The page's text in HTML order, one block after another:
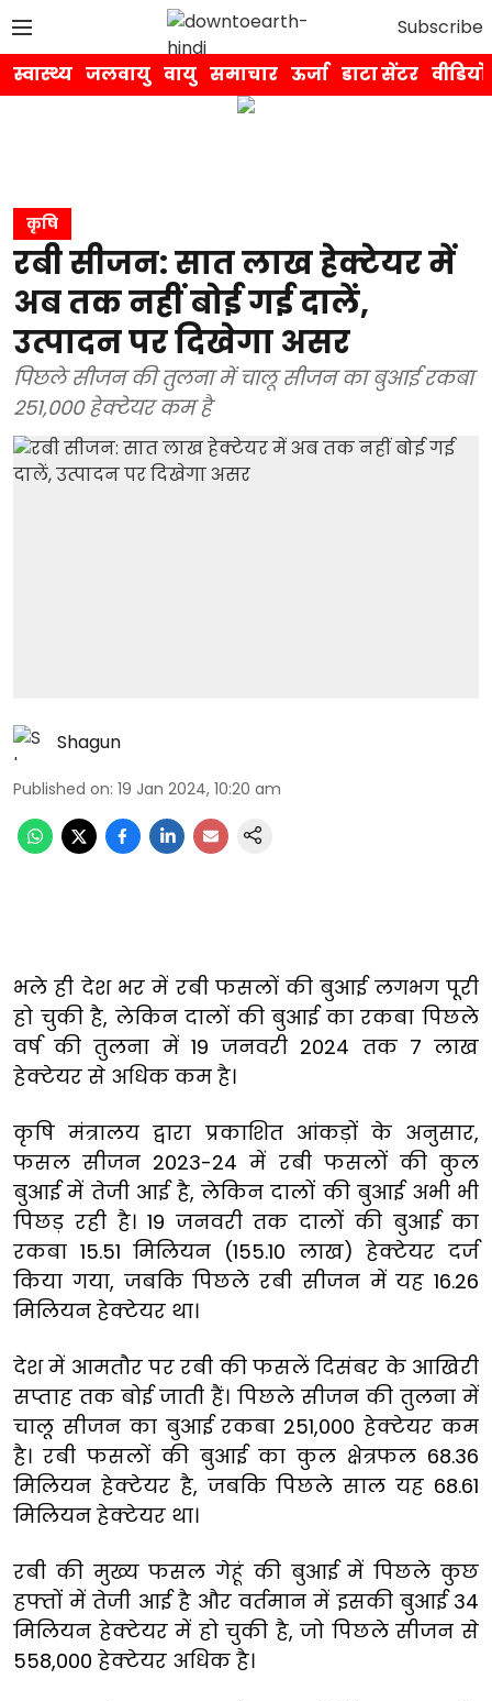
Subscribe
स्वास्थ्य जलवायु वायु समाचार ऊर्जा डाटा सेंटर वीडियो
कृषि
रबी सीजन: सात लाख हेक्टेयर में
अब तक नहीं बोई गई दालें,
उत्पादन पर दिखेगा असर
पिछले सीजन की तुलना में चालू सीजन का बुआई रकबा
251,000 हेक्टेयर कम है
Shagun
Published on: 19 Jan 2024, 10:20 am
भले ही देश भर में रबी फसलों की बुआई लगभग पूरी
हो चुकी है, लेकिन दालों की बुआई का रकबा पिछले
वर्ष की तुलना में 19 जनवरी 2024 तक 7 लाख
हेक्टेयर से अधिक कम है।
कृषि मंत्रालय द्वारा प्रकाशित आंकड़ों के अनुसार,
फसल सीजन 2023-24 में रबी फसलों की कुल
बुआई में तेजी आई है, लेकिन दालों की बुआई अभी भी
पिछड़ रही है। 19 जनवरी तक दालों की बुआई का
रकबा 15.51 मिलियन (155.10 लाख) हेक्टेयर दर्ज
किया गया, जबकि पिछले रबी सीजन में यह 16.26
मिलियन हेक्टेयर था।
देश में आमतौर पर रबी की फसलें दिसंबर के आखिरी
सप्ताह तक बोई जाती हैं। पिछले सीजन की तुलना में
चालू सीजन का बुआई रकबा 251,000 हेक्टेयर कम
है। रबी फसलों की बुआई का कुल क्षेत्रफल 68.36
मिलियन हेक्टेयर है, जबकि पिछले साल यह 68.61
मिलियन हेक्टेयर था।
रबी की मुख्य फसल गेहूं की बुआई में पिछले कुछ
हफ्तों में तेजी आई है और वर्तमान में इसकी बुआई 34
मिलियन हेक्टेयर में हो चुकी है, जो पिछले सीजन से
558,000 हेक्टेयर अधिक है।